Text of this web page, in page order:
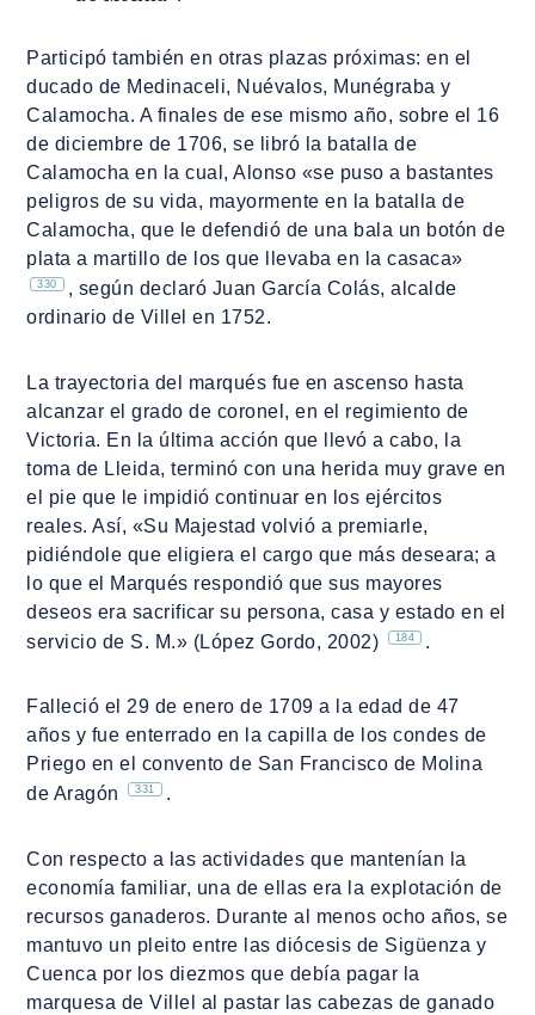
Participó también en otras plazas próximas: en el
ducado de Medinaceli, Nuévalos, Munégraba y
Calamocha. A finales de ese mismo año, sobre el 16
de diciembre de 1706, se libró la batalla de
Calamocha en la cual, Alonso «se puso a bastantes
peligros de su vida, mayormente en la batalla de
Calamocha, que le defendió de una bala un botón de
plata a martillo de los que llevaba en la casaca»
330
, según declaró Juan García Colás, alcalde
ordinario de Villel en 1752.
La trayectoria del marqués fue en ascenso hasta
alcanzar el grado de coronel, en el regimiento de
Victoria. En la última acción que llevó a cabo, la
toma de Lleida, terminó con una herida muy grave en
el pie que le impidió continuar en los ejércitos
reales. Así, «Su Majestad volvió a premiarle,
pidiéndole que eligiera el cargo que más deseara; a
lo que el Marqués respondió que sus mayores
deseos era sacrificar su persona, casa y estado en el
servicio de S. M.» (López Gordo, 2002)
184 .
Falleció el 29 de enero de 1709 a la edad de 47
años y fue enterrado en la capilla de los condes de
Priego en el convento de San Francisco de Molina
de Aragón
331 .
Con respecto a las actividades que mantenían la
economía familiar, una de ellas era la explotación de
recursos ganaderos. Durante al menos ocho años, se
mantuvo un pleito entre las diócesis de Sigüenza y
Cuenca por los diezmos que debía pagar la
marquesa de Villel al pastar las cabezas de ganado